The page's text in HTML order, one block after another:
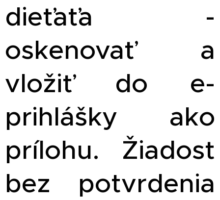
dieťaťa -
oskenovať a
vložiť do e-
prihlášky ako
prílohu. Žiadosť
bez potvrdenia